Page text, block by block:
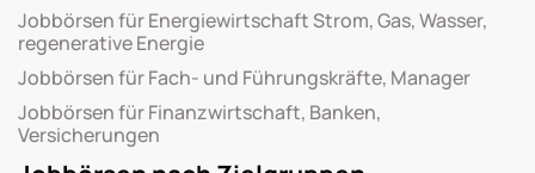
Jobbörsen für Energiewirtschaft Strom, Gas, Wasser,
regenerative Energie
Jobbörsen für Fach- und Führungskräfte, Manager
Jobbörsen für Finanzwirtschaft, Banken,
Versicherungen